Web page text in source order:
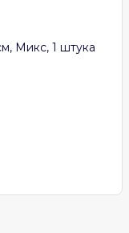
Микс, 1 штука